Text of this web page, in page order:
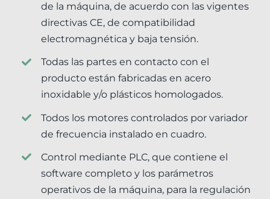
de la máquina, de acuerdo con las vigentes
directivas CE, de compatibilidad
electromagnética y baja tensión.
Todas las partes en contacto con el
producto están fabricadas en acero
inoxidable y/o plásticos homologados.
Todos los motores controlados por variador
de frecuencia instalado en cuadro.
Control mediante PLC, que contiene el
software completo y los parámetros
operativos de la máquina, para la regulación